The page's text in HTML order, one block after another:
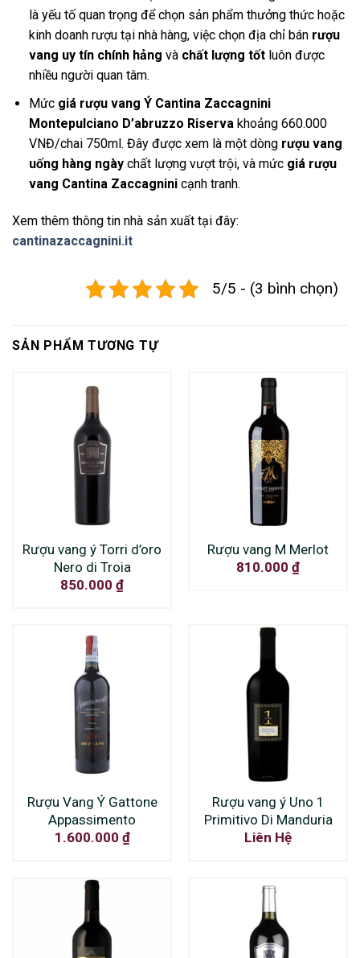
là yếu tố quan trọng để chọn sản phẩm thưởng thức hoặc
kinh doanh rượu tại nhà hàng, việc chọn địa chỉ bán rượu
vang uy tín chính hảng và chất lượng tốt luôn được
nhiều người quan tâm.
Mức giá rượu vang Ý Cantina Zaccagnini
Montepulciano D’abruzzo Riserva khoảng 660.000
VNĐ/chai 750ml. Đây được xem là một dòng rượu vang
uống hàng ngàychất lượng vượt trội, và mức giá rượu
vang Cantina Zaccagnini cạnh tranh.
Xem thêm thông tin nhà sản xuất tại đây:
cantinazaccagnini.it
5/5 - (3 bình chọn)
SẢN PHẨM TƯƠNG TỰ
Rượu vang ý Torri d’oro
Nero di Troia
850.000 ₫
Rượu vang M Merlot
810.000 ₫
Rượu Vang Ý Gattone
Appassimento
1.600.000 ₫
Rượu vang ý Uno 1
Primitivo Di Manduria
Liên Hệ